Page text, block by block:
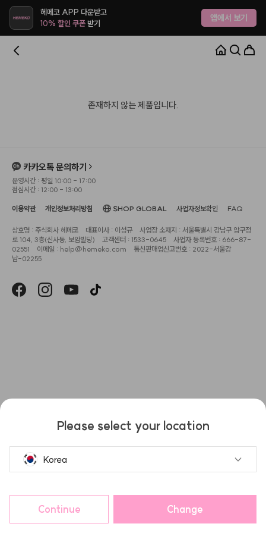
헤메코 APP 다운받고
10% 할인 쿠폰받기 앱에서 보기
존재하지 않는 제품입니다.
카카오톡 문의하기
운영시간 : 평일 10:00 - 17:00
점심시간 : 12:00 - 13:00
이용약관 개인정보처리방침 SHOP GLOBAL 사업자정보확인 FAQ
상호명 : 주식회사 헤메코 대표이사 : 이성규
사업장 소재지 : 서울특별시 강남구 압구정
로 104, 3층(신사동, 보암빌딩)
고객센터 : 1533-0645
사업자 등록번호 : 666-87-
02551
이메일 : help@hemeko.com
통신판매업신고번호 : 2022-서울강
남-02255
Please select your location
Korea
Continue Change